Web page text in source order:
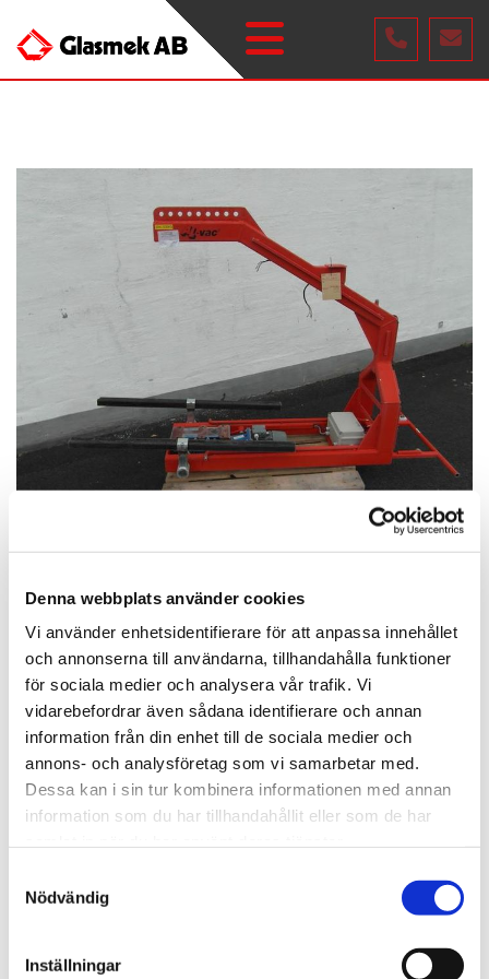
Denna webbplats använder cookies
Vi använder enhetsidentifierare för att anpassa innehållet
och annonserna till användarna, tillhandahålla funktioner
för sociala medier och analysera vår trafik. Vi
vidarebefordrar även sådana identifierare och annan
information från din enhet till de sociala medier och
annons- och analysföretag som vi samarbetar med.
Dessa kan i sin tur kombinera informationen med annan
information som du har tillhandahållit eller som de har
Nödvändig
Inställningar
TILT 180GRADER